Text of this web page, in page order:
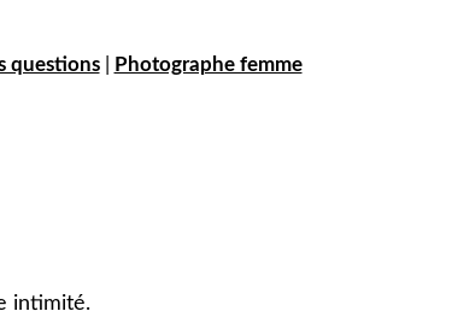
questions| Photographe femme
intimité.